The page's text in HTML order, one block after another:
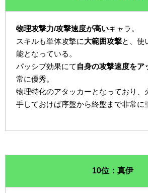
物理攻撃力/攻撃速度が高いキャラ。
スキルも単体攻撃に大範囲攻撃と、使
能となっている。
パッシブ効果にて 自身の攻撃速度をア
常に優秀。
物理特化のアタッカーとなっており、
手しておけば序盤から終盤まで非常に
10位：真伊